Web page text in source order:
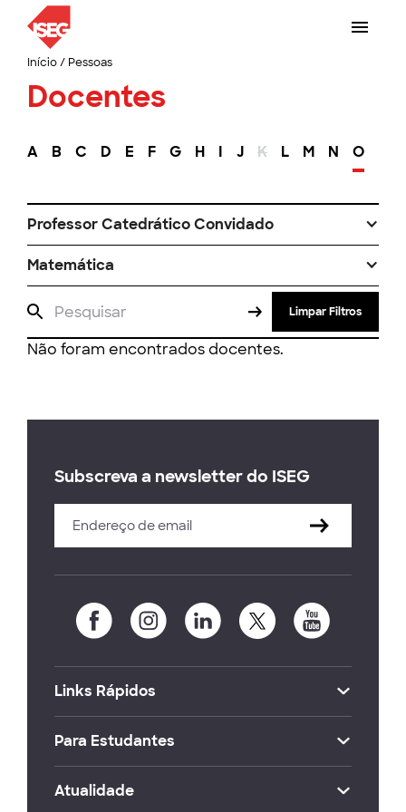
Início/ Pessoas
Docentes
A B C D E F G H I J K L M N O
Professor Catedrático Convidado
Matemática
Limpar Filtros
Não foram encontrados docentes.
Subscreva a newsletter do ISEG
Links Rápidos
Para Estudantes
Atualidade